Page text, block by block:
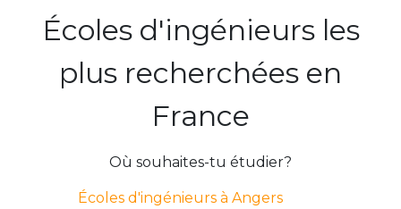
Écoles d'ingénieurs les
plus recherchées en
France
Où souhaites-tu étudier?
Écoles d'ingénieurs à Angers